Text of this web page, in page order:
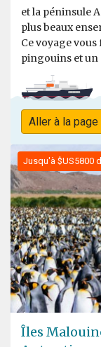
et la péninsule
plus beaux
Ce voyage
pingouins et un
Aller à la
Jusqu'à $US5800
Îles